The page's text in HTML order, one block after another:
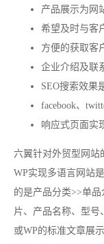
产品展示为网
希望及时与客
方便的获取客
企业介绍及联
SEO搜索效果
facebook、
响应式页面实
六翼针对外贸型网站
WP实现多语言网站
的是产品分类>>单
片、产品名称、型号
或WP的标准文章展